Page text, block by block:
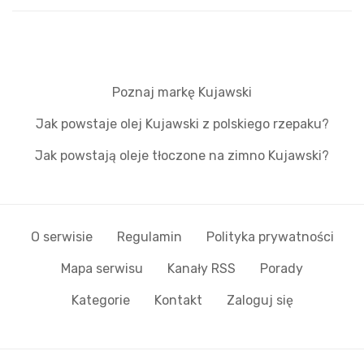
Poznaj markę Kujawski
Jak powstaje olej Kujawski z polskiego rzepaku?
Jak powstają oleje tłoczone na zimno Kujawski?
O serwisie Regulamin Polityka prywatności
Mapa serwisu Kanały RSS Porady
Kategorie Kontakt Zaloguj się